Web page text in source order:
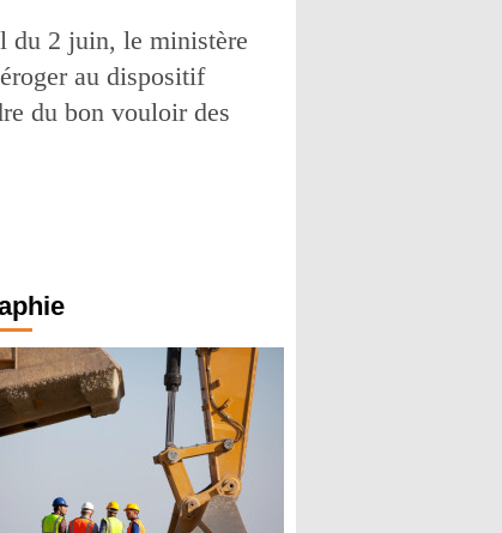
du 2 juin, le ministère
au dispositif
du bon vouloir des